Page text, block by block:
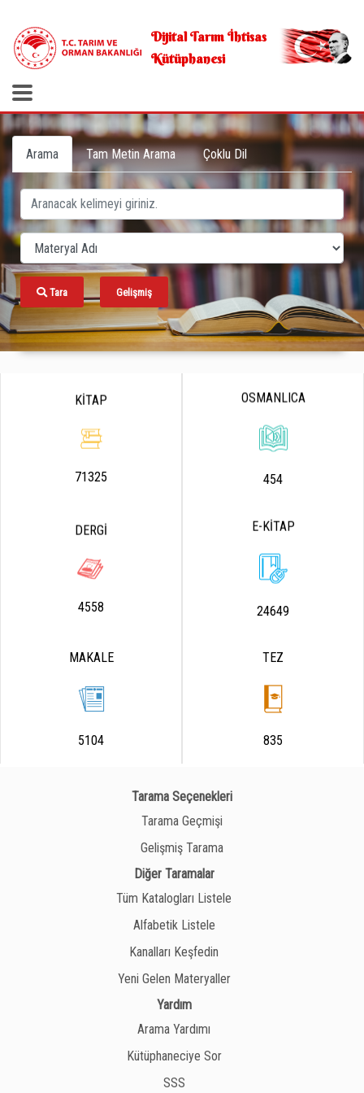
Dijital Tarım İhtisas
Kütüphanesi
Arama Tam Metin Arama Çoklu Dil
Tara Gelişmiş
KİTAP
71325
OSMANLICA
454
DERGİ
4558
E-KİTAP
24649
MAKALE
5104
TEZ
835
Tarama Seçenekleri
Tarama Geçmişi
Gelişmiş Tarama
Diğer Taramalar
Tüm Katalogları Listele
Alfabetik Listele
Kanalları Keşfedin
Yeni Gelen Materyaller
Yardım
Arama Yardımı
Kütüphaneciye Sor
SSS